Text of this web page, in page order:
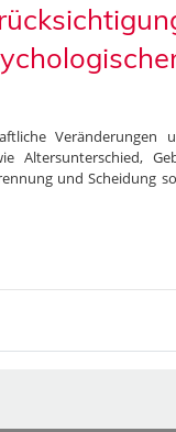
Veränderungen
Altersunterschied,
und Scheidung